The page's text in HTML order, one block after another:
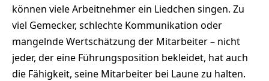
können viele Arbeitnehmer ein Liedchen singen. Zu
viel Gemecker, schlechte Kommunikation oder
mangelnde Wertschätzung der Mitarbeiter – nicht
jeder, der eine Führungsposition bekleidet, hat auch
die Fähigkeit, seine Mitarbeiter bei Laune zu halten.